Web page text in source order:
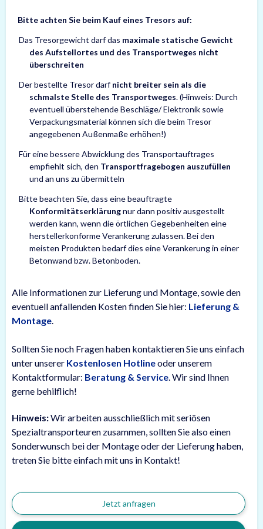
Bitte achten Sie beim Kauf eines Tresors auf:
Das Tresorgewicht darf das maximale statische Gewicht
des Aufstellortes und des Transportweges nicht
überschreiten
Der bestellte Tresor darfnicht breiter sein als die
schmalste Stelle des Transportweges. (Hinweis: Durch
eventuell überstehende Beschläge/ Elektronik sowie
Verpackungsmaterial können sich die beim Tresor
angegebenen Außenmaße erhöhen!)
Für eine bessere Abwicklung des Transportauftrages
empfiehlt sich, den Transportfragebogen auszufüllen
und an uns zu übermitteln
Bitte beachten Sie, dass eine beauftragte
Konformitätserklärungnur dann positiv ausgestellt
werden kann, wenn die örtlichen Gegebenheiten eine
herstellerkonforme Verankerung zulassen. Bei den
meisten Produkten bedarf dies eine Verankerung in einer
Betonwand bzw. Betonboden.
Alle Informationen zur Lieferung und Montage, sowie den
eventuell anfallenden Kosten finden Sie hier: Lieferung &
Montage.
Sollten Sie noch Fragen haben kontaktieren Sie uns einfach
unter unserer Kostenlosen Hotlineoder unserem
Kontaktformular: Beratung & Service. Wir sind Ihnen
gerne behilflich!
Hinweis:Wir arbeiten ausschließlich mit seriösen
Spezialtransporteuren zusammen, sollten Sie also einen
Sonderwunsch bei der Montage oder der Lieferung haben,
treten Sie bitte einfach mit uns in Kontakt!
Jetzt anfragen